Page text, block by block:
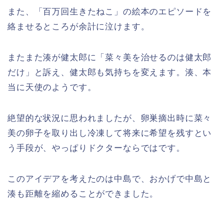
また、「百万回生きたねこ」の絵本のエピソードを
絡ませるところが余計に泣けます。
またまた湊が健太郎に「菜々美を治せるのは健太郎
だけ」と訴え、健太郎も気持ちを変えます。湊、本
当に天使のようです。
絶望的な状況に思われましたが、卵巣摘出時に菜々
美の卵子を取り出し冷凍して将来に希望を残すとい
う手段が、やっぱりドクターならではです。
このアイデアを考えたのは中島で、おかげで中島と
湊も距離を縮めることができました。